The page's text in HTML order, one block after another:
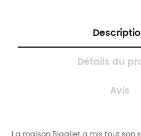
Détails du
Avis
La maison Bigallet a mis tout son